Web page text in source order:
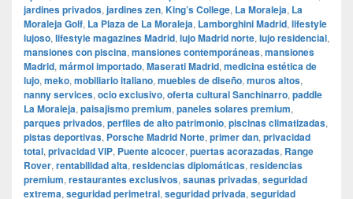
jardines privados, jardines zen, King’s College, La Moraleja, La
Moraleja Golf, La Plaza de La Moraleja, Lamborghini Madrid, lifestyle
lujoso, lifestyle magazines Madrid, lujo Madrid norte, lujo residencial,
mansiones con piscina, mansiones contemporáneas, mansiones
Madrid, mármol importado, Maserati Madrid, medicina estética de
lujo, meko, mobiliario italiano, muebles de diseño, muros altos,
nanny services, ocio exclusivo, oferta cultural Sanchinarro, paddle
La Moraleja, paisajismo premium, paneles solares premium,
parques privados, perfiles de alto patrimonio, piscinas climatizadas,
pistas deportivas, Porsche Madrid Norte, primer dan, privacidad
total, privacidad VIP, Puente alcocer, puertas acorazadas, Range
Rover, rentabilidad alta, residencias diplomáticas, residencias
premium, restaurantes exclusivos, saunas privadas, seguridad
extrema, seguridad perimetral, seguridad privada, seguridad